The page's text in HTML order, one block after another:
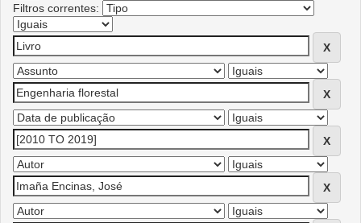
Filtros correntes: